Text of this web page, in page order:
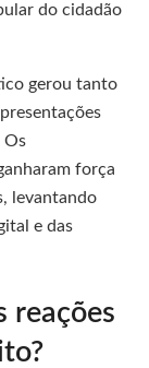
do cidadão
gerou tanto
Os
força
levantando
e das
reações